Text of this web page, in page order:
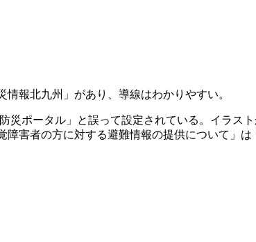
報北九州」があり、導線はわかりやすい。
災ポータル」と誤って設定されている。イラス
害者の方に対する避難情報の提供について」